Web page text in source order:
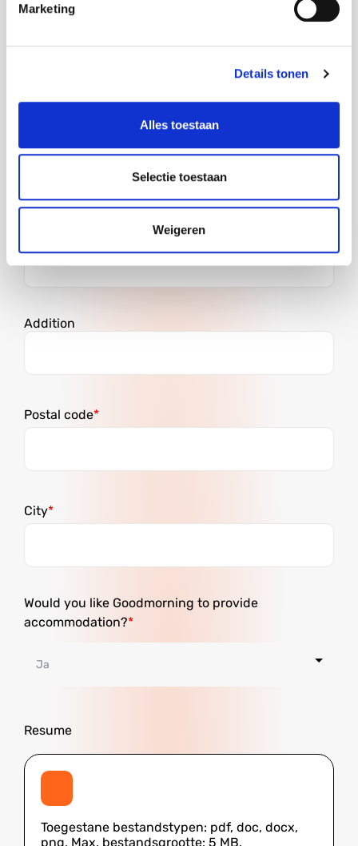
Marketing
Details tonen
Alles toestaan
Selectie toestaan
Weigeren
Addition
Postal code
City
Would you like Goodmorning to provide
accommodation?
Resume
Toegestane bestandstypen: pdf, doc, docx,
png, Max. bestandsgrootte: 5 MB.